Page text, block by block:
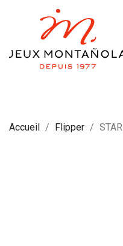
Accueil Flipper